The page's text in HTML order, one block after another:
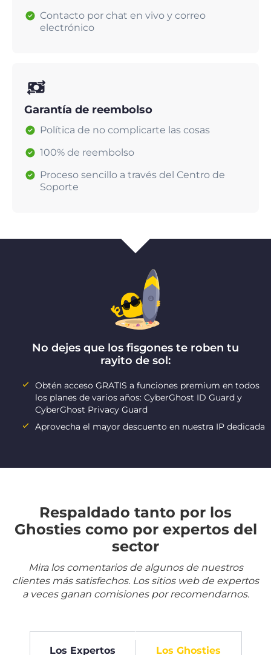
Contacto por chat en vivo y correo
electrónico
Garantía de reembolso
Política de no complicarte las cosas
100% de reembolso
Proceso sencillo a través del Centro de
Soporte
No dejes que los fisgones te roben tu
rayito de sol:
Obtén acceso GRATIS a funciones premium en todos
los planes de varios años: CyberGhost ID Guard y
CyberGhost Privacy Guard
Aprovecha el mayor descuento en nuestra IP dedicada
Respaldado tanto por los
Ghosties como por expertos del
sector
Mira los comentarios de algunos de nuestros
clientes más satisfechos. Los sitios web de expertos
a veces ganan comisiones por recomendarnos.
Los Expertos Los Ghosties